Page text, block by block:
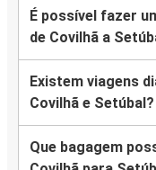
É possível fazer
de Covilhã a
Existem viagens
Covilhã e Setúbal?
Que bagagem